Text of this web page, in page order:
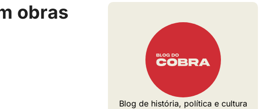
Blog de história, política e cultura
obras